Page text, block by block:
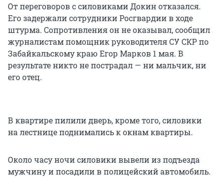
От переговоров с силовиками Докин отказался.
Его задержали сотрудники Росгвардии в ходе
штурма. Сопротивления он не оказывал, сообщил
журналистам помощник руководителя СУ СКР по
Забайкальскому краю Егор Марков 1 мая. В
результате никто не пострадал — ни мальчик, ни
его отец.
В квартире пилили дверь, кроме того, силовики
на лестнице поднимались к окнам квартиры.
Около часу ночи силовики вывели из подъезда
мужчину и посадили в полицейский автомобиль.